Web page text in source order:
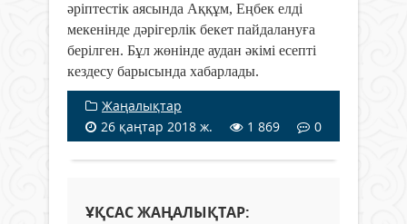
әріптестік аясында Аққұм, Еңбек елді
мекенінде дәрігерлік бекет пайдалануға
берілген. Бұл жөнінде аудан әкімі есепті
кездесу барысында хабарлады.
Жаңалықтар
26 қаңтар 2018 ж.
1 869 0
ҰҚСАС ЖАҢАЛЫҚТАР: